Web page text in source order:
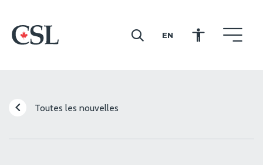
CSL
EN
Toutes les nouvelles